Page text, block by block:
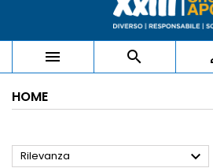
 
HOME
Rilevanza 